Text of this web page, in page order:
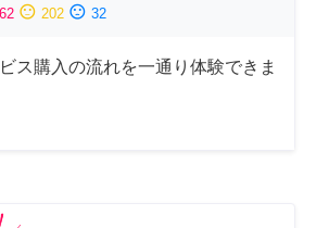
sentiment_neutral 202 sentiment_dissatisfied 32
ス購入の流れを一通り体験できま